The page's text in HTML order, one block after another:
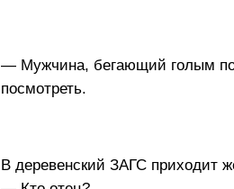
— Мужчина, бегающий голым по
посмотреть.
В деревенский ЗАГС приходит